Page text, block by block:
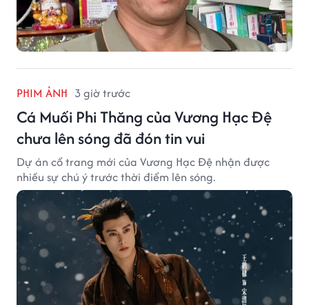
PHIM ẢNH 3 giờ trước
Cá Muối Phi Thăng của Vương Hạc Đệ
chưa lên sóng đã đón tin vui
Dự án cổ trang mới của Vương Hạc Đệ nhận được
nhiều sự chú ý trước thời điểm lên sóng.